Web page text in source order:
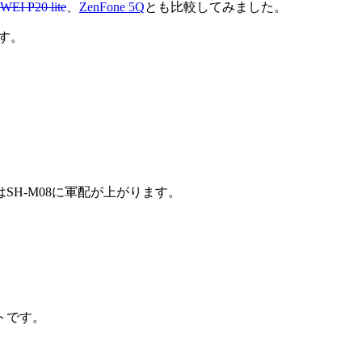
P20 lite ZenFone 5Qとも比較してみました。
。
M08に軍配が上がります。
す。